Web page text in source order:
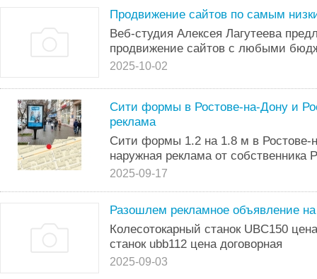
Продвижение сайтов по самым
Веб-студия Алексея Лагутеева
продвижение сайтов с любыми
2025-10-02
Сити формы в Ростове-на-Дону и
реклама
Сити формы 1.2 на 1.8 м в Ростове-
наружная реклама от собственника
2025-09-17
Разошлем рекламное объявление
Колесотокарный станок UBC150
станок ubb112 цена договорная
2025-09-03